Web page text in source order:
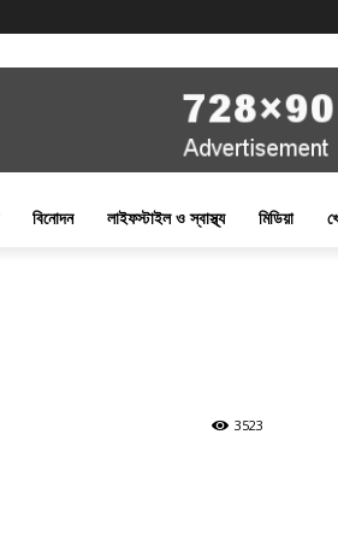
বিনোদন লাইফস্টাইল ও স্বাস্থ্য মিডিয়া
3523